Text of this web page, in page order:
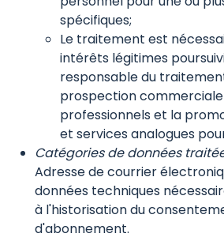
spécifiques;
Le traitement est
intérêts légitimes
responsable du
prospection
professionnels et la
et services analogues
Catégories de données
Adresse de courrier
données techniques
à l'historisation du
d'abonnement.